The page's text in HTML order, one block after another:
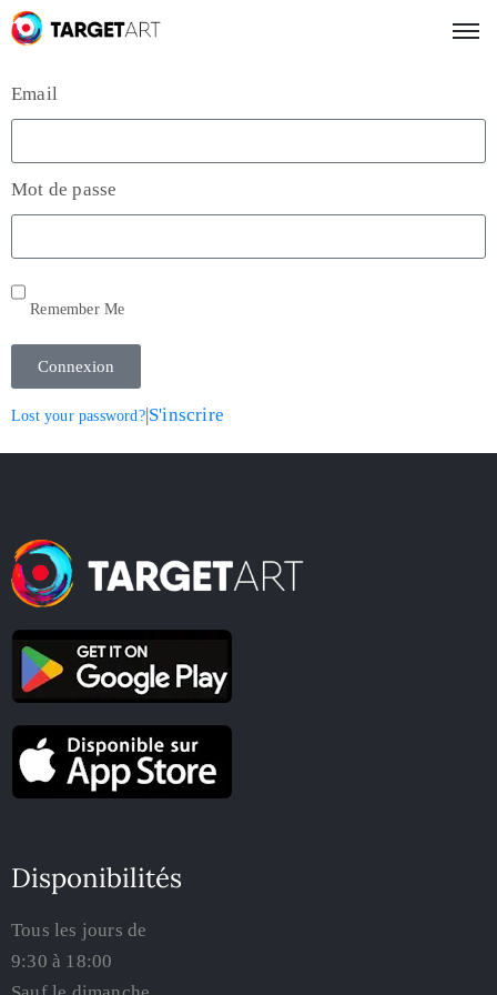
Email
Mot de passe
Remember Me
Connexion
Lost your password?|S'inscrire
Disponibilités
Tous les jours de
9:30 à 18:00